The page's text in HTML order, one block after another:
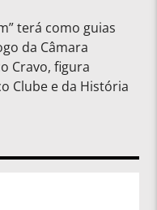
terá como guias
da Câmara
Cravo, figura
Clube e da História